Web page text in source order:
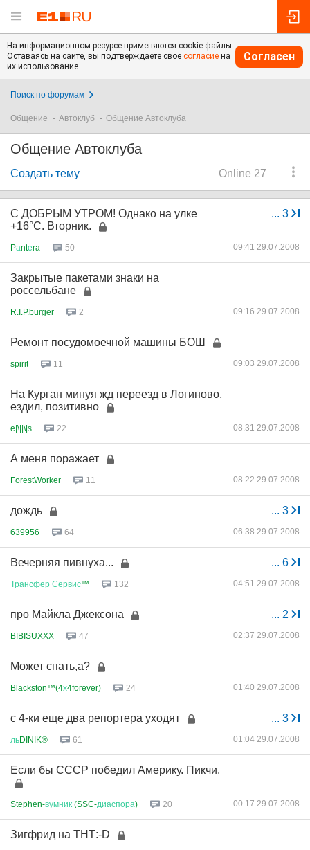
На информационном ресурсе применяются cookie-файлы.
Оставаясь на сайте, вы подтверждаете свое согласие на
их использование.
Согласен
Поиск по форумам
Общение Автоклуб Общение Автоклуба
Общение Автоклуба
Online 27
Создать тему
... 3
С ДОБРЫМ УТРОМ! Однако на улке
+16°C. Вторник.
Pаntеra 50 09:41 29.07.2008
Закрытые пакетами знаки на
россельбане
R.I.P.burger 2 09:16 29.07.2008
Ремонт посудомоечной машины БОШ
spirit 11 09:03 29.07.2008
На Курган минуя жд переезд в Логиново,
ездил, позитивно
e|\||\|s 22 08:31 29.07.2008
А меня поражает
ForestWorker 11 08:22 29.07.2008
... 3
дождь
639956 64 06:38 29.07.2008
... 6
Вечерняя пивнуха...
Трансфер Сервис™ 132 04:51 29.07.2008
... 2
про Майкла Джексона
BIBISUXXX 47 02:37 29.07.2008
Может спать,а?
Blackston™(4х4forever) 24 01:40 29.07.2008
... 3
c 4-ки еще два репортера уходят
льDINIK® 61 01:04 29.07.2008
Если бы СССР победил Америку. Пикчи.
Stephen-вумник (SSC-диаспора) 20 00:17 29.07.2008
Зигфрид на ТНТ:-D